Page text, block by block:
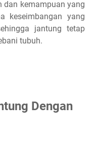
dan kemampuan yang
keseimbangan yang
jantung tetap
tubuh.
Dengan